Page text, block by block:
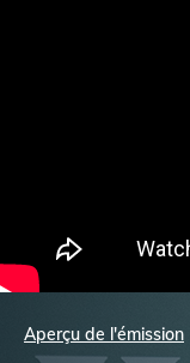
Aperçu de l'émission